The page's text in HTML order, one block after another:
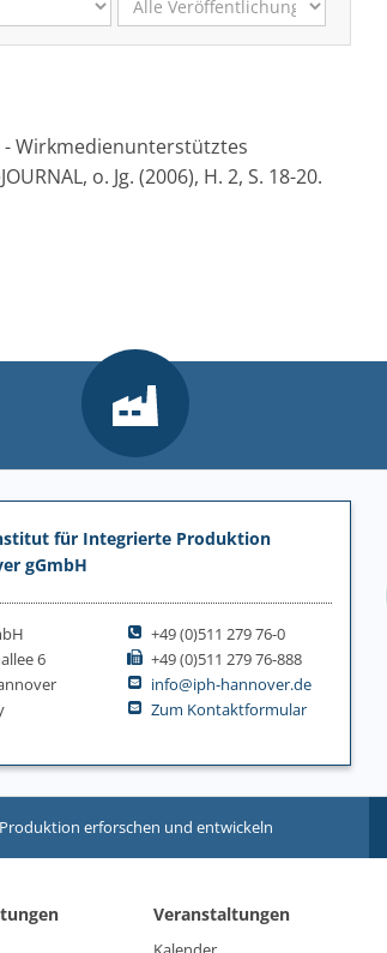
- Wirkmedienunterstütztes
o. Jg. (2006), H. 2, S. 18-20.
für Integrierte Produktion
gGmbH
6
+49 (0)511 279 76-0
+49 (0)511 279 76-888
info@iph-hannover.de
Zum Kontaktformular
Produktion erforschen und entwickeln
Veranstaltungen